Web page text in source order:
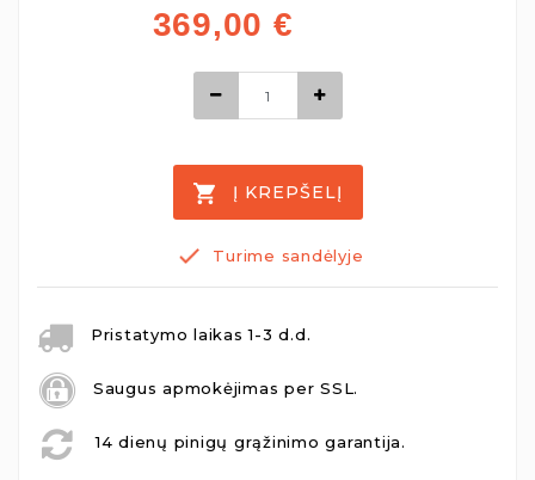
369,00 €
Į KREPŠELĮ
Turime sandėlyje
Pristatymo laikas 1-3 d.d.
Saugus apmokėjimas per SSL.
14 dienų pinigų grąžinimo garantija.